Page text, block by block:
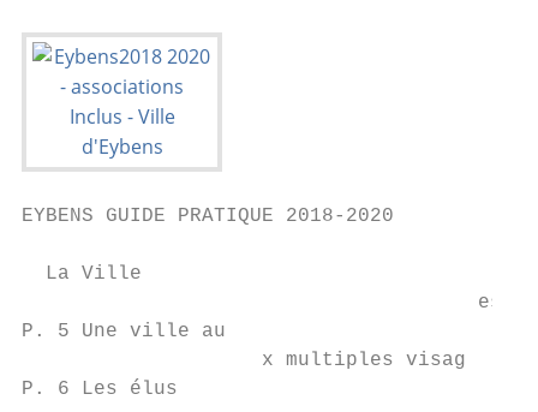
EYBENS GUIDE PRATIQUE 2018-2020
  La Ville
                                      es
P. 5 Une ville au
                    x multiples visag
P. 6 Les élus